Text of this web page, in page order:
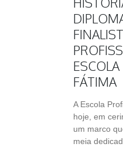
FÁTIMA
A Escola
hoje, em
um marco
meia